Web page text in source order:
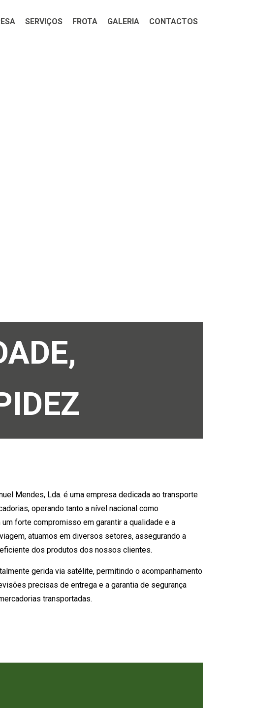
SERVIÇOS FROTA GALERIA CONTACTOS
Mendes, Lda. é uma empresa dedicada ao transporte
operando tanto a nível nacional como
um forte compromisso em garantir a qualidade e a
atuamos em diversos setores, assegurando a
dos produtos dos nossos clientes.
gerida via satélite, permitindo o acompanhamento
precisas de entrega e a garantia de segurança
transportadas.